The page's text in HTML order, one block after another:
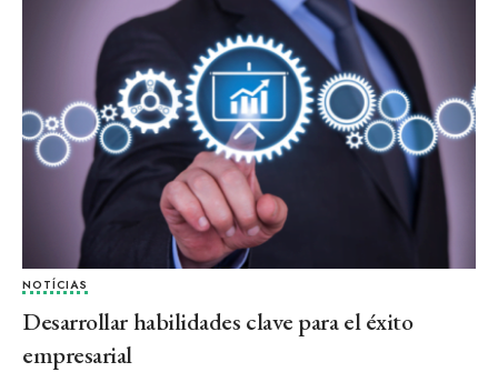
NOTÍCIAS
Desarrollar habilidades clave para el éxito
empresarial